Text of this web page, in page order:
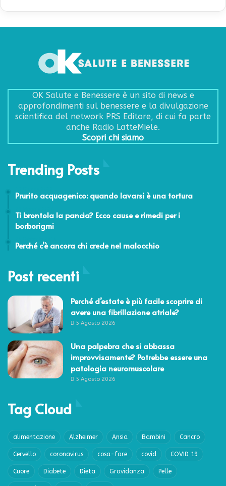
OK Salute e Benessere è un sito di news e
approfondimenti sul benessere e la divulgazione
scientifica del network PRS Editore, di cui fa parte
anche Radio LatteMiele.
Scopri chi siamo
Trending Posts
Prurito acquagenico: quando lavarsi è una tortura
Ti brontola la pancia? Ecco cause e rimedi per i
borborigmi
Perché c’è ancora chi crede nel malocchio
Post recenti
Perché d’estate è più facile scoprire di
avere una fibrillazione atriale?
5 Agosto 2026
Una palpebra che si abbassa
improvvisamente? Potrebbe essere una
patologia neuromuscolare
5 Agosto 2026
Tag Cloud
alimentazione Alzheimer Ansia Bambini Cancro
Cervello coronavirus cosa-fare covid COVID 19
Cuore Diabete Dieta Gravidanza Pelle